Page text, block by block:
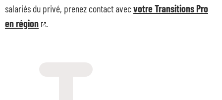
salariés du privé, prenez contact avecvotre Transitions Pro
en région